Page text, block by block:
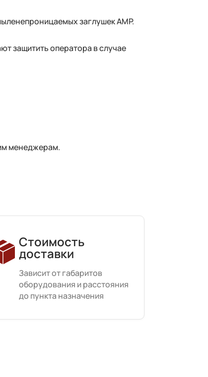
заглушек AMP.
защитить оператора в случае
менеджерам.
Стоимость
доставки
Зависит от габаритов
оборудования и расстояния
до пункта назначения